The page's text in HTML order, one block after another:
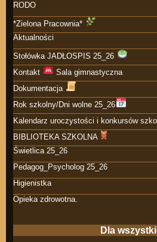
RODO
*Zielona Pracownia*
Aktualności
Stołówka JADŁOSPIS 25_26
Kontakt
Sala gimnastyczna
Dokumentacja
Rok szkolny/Dni wolne 25_26
Kalendarz uroczystości i konkursów
BIBLIOTEKA SZKOLNA
Świetlica 25_26
Pedagog_Psycholog 25_26
Higienistka
Opieka zdrowotna.
Dla